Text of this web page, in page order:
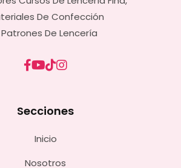
De Confección
Patrones De Lencería
Secciones
Inicio
Nosotros